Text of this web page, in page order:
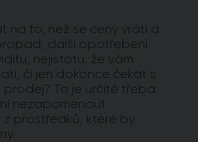
na to, než se ceny vrátí a
další opotřebení
nejistotu, že vám
či jen dokonce čekat s
To je určitě třeba
nezapomenout
z prostředků, které by